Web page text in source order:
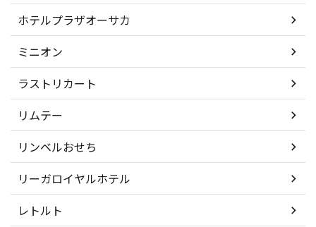
ホテルプラザオーサカ
ミニオン
ラストリカート
リムテー
リンベルおせち
リーガロイヤルホテル
レトルト